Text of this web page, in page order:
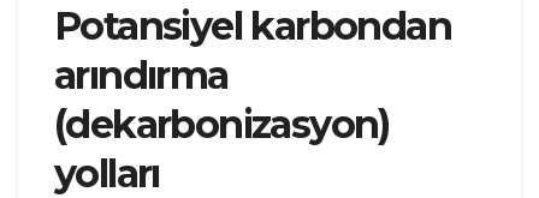
Potansiyel karbondan
arındırma
(dekarbonizasyon)
yolları